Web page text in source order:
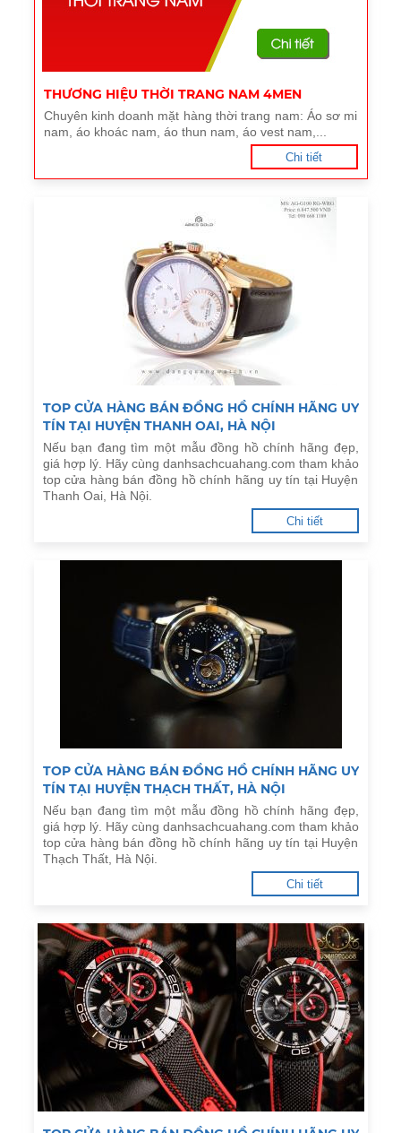
THƯƠNG HIỆU THỜI TRANG NAM 4MEN
Chuyên kinh doanh mặt hàng thời trang nam: Áo sơ mi
nam, áo khoác nam, áo thun nam, áo vest nam,...
Chi tiết
TOP CỬA HÀNG BÁN ĐỒNG HỒ CHÍNH HÃNG UY
TÍN TẠI HUYỆN THANH OAI, HÀ NỘI
Nếu bạn đang tìm một mẫu đồng hồ chính hãng đẹp,
giá hợp lý. Hãy cùng danhsachcuahang.com tham khảo
top cửa hàng bán đồng hồ chính hãng uy tín tại Huyện
Thanh Oai, Hà Nội.
Chi tiết
TOP CỬA HÀNG BÁN ĐỒNG HỒ CHÍNH HÃNG UY
TÍN TẠI HUYỆN THẠCH THẤT, HÀ NỘI
Nếu bạn đang tìm một mẫu đồng hồ chính hãng đẹp,
giá hợp lý. Hãy cùng danhsachcuahang.com tham khảo
top cửa hàng bán đồng hồ chính hãng uy tín tại Huyện
Thạch Thất, Hà Nội.
Chi tiết